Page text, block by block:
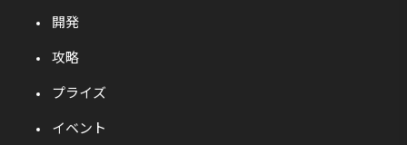
開発
攻略
プライズ
イベント